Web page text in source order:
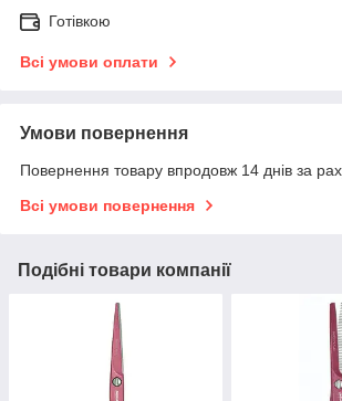
Готівкою
Всі умови оплати
Умови повернення
Повернення товару впродовж 14 днів за
Всі умови повернення
Подібні товари компанії